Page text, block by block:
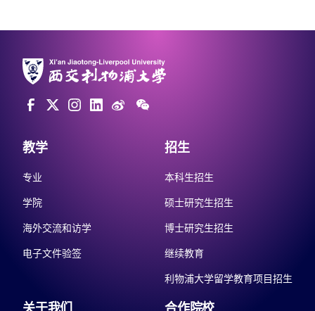
教学
专业
学院
海外交流和访学
电子文件验签
招生
本科生招生
硕士研究生招生
博士研究生招生
继续教育
利物浦大学留学教育项目招生